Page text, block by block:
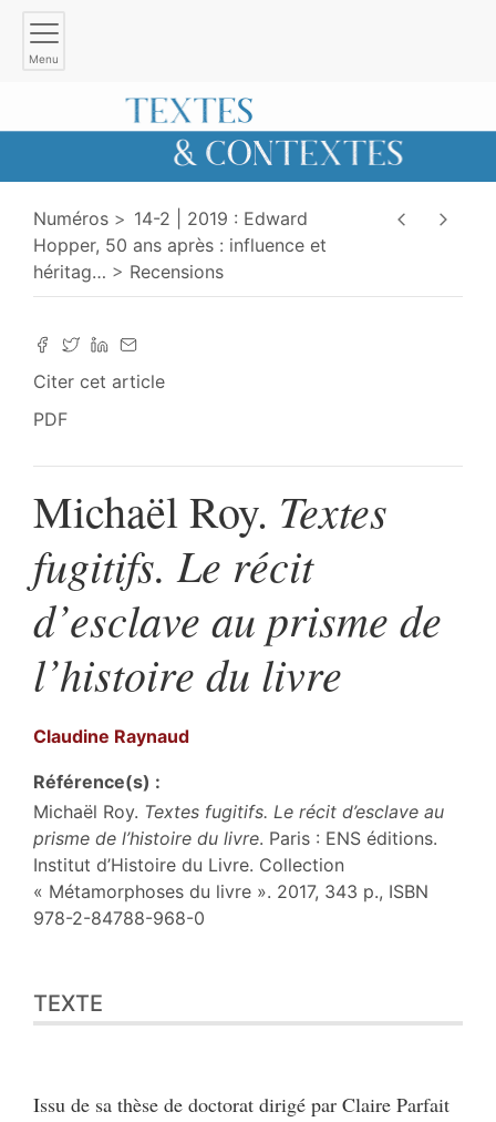
Menu
Numéros
14-2 | 2019 : Edward
Hopper, 50 ans après : influence et
héritag… Recensions
Citer cet article
PDF
Michaël Roy. Textes
fugitifs. Le récit
d’esclave au prisme de
l’histoire du livre
Claudine Raynaud
Référence(s) :
Michaël Roy. Textes fugitifs. Le récit d’esclave au
prisme de l’histoire du livre. Paris : ENS éditions.
Institut d’Histoire du Livre. Collection
« Métamorphoses du livre ». 2017, 343 p., ISBN
978-2-84788-968-0
Bibliographie
Citer cet article
TEXTE
Issu de sa thèse de doctorat dirigé par Claire Parfait